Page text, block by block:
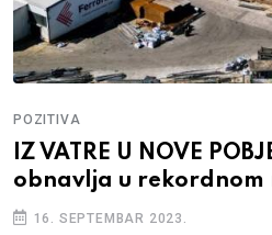
POZITIVA
IZ VATRE U NOVE
obnavlja u rekordnom
16. SEPTEMBAR 2023.